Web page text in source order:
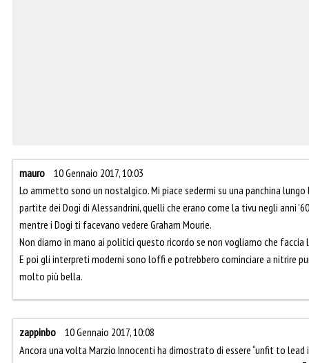
mauro
10 Gennaio 2017, 10:03
Lo ammetto sono un nostalgico. Mi piace sedermi su una panchina
partite dei Dogi di Alessandrini, quelli che erano come la tivu negli anni
mentre i Dogi ti facevano vedere Graham Mourie.
Non diamo in mano ai politici questo ricordo se non vogliamo che faccia
E poi gli interpreti moderni sono loffi e potrebbero cominciare a nitrire
molto più bella.
zappinbo
10 Gennaio 2017, 10:08
Ancora una volta Marzio Innocenti ha dimostrato di essere “unfit to lead